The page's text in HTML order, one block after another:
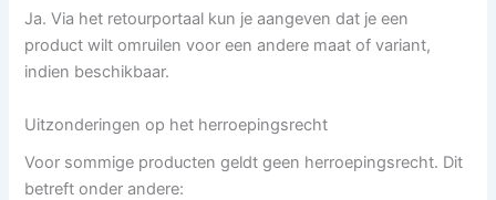
Ja. Via het retourportaal kun je aangeven dat je een
product wilt omruilen voor een andere maat of variant,
indien beschikbaar.
Uitzonderingen op het herroepingsrecht
Voor sommige producten geldt geen herroepingsrecht. Dit
betreft onder andere: